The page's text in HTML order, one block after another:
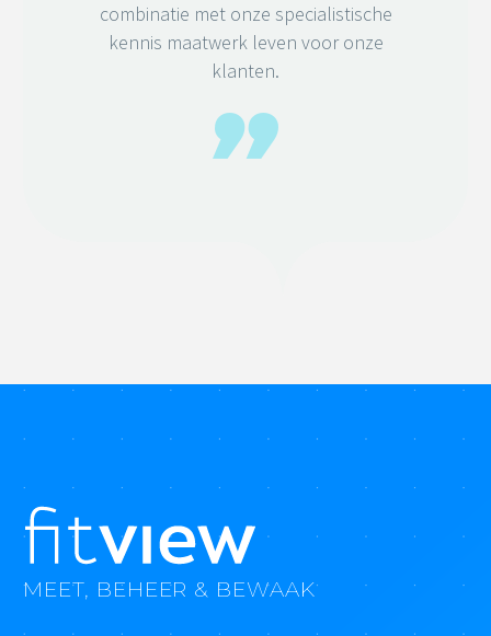
combinatie met onze specialistische
kennis maatwerk leven voor onze
klanten.
MEET, BEHEER & BEWAAK